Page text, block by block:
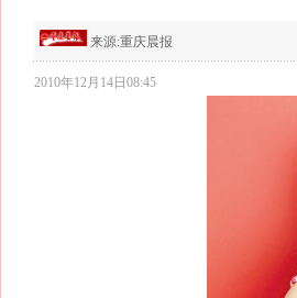
来源:重庆晨报
2010年12月14日08:45